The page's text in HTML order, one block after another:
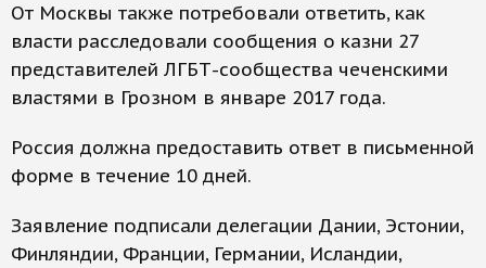
От Москвы также потребовали ответить, как
власти расследовали сообщения о казни 27
представителей ЛГБТ-сообщества чеченскими
властями в Грозном в январе 2017 года.
Россия должна предоставить ответ в письменной
форме в течение 10 дней.
Заявление подписали делегации Дании, Эстонии,
Финляндии, Франции, Германии, Исландии,